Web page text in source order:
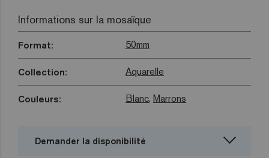
Informations sur la mosaïque
Format: 50mm
Collection: Aquarelle
Couleurs: Blanc, Marrons
Demander la disponibilité